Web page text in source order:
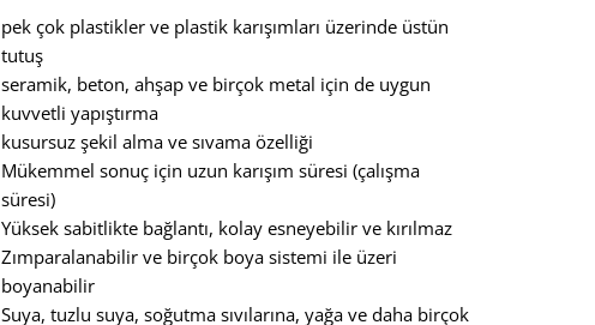
pek çok plastikler ve plastik karışımları üzerinde üstün
tutuş
seramik, beton, ahşap ve birçok metal için de uygun
kuvvetli yapıştırma
kusursuz şekil alma ve sıvama özelliği
Mükemmel sonuç için uzun karışım süresi (çalışma
süresi)
Yüksek sabitlikte bağlantı, kolay esneyebilir ve kırılmaz
Zımparalanabilir ve birçok boya sistemi ile üzeri
boyanabilir
Suya, tuzlu suya, soğutma sıvılarına, yağa ve daha birçok